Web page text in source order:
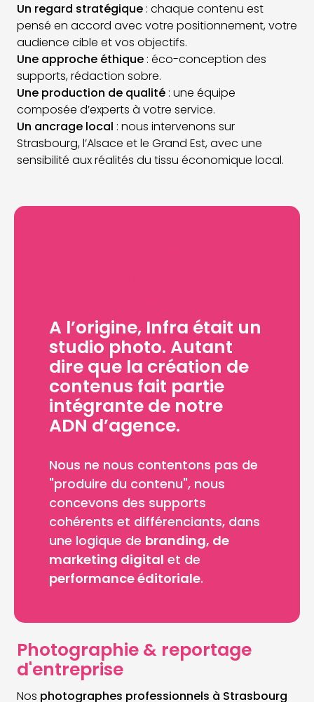
Un regard stratégique : chaque contenu est
pensé en accord avec votre positionnement, votre
audience cible et vos objectifs.
Une approche éthique : éco-conception des
supports, rédaction sobre.
Une production de qualité : une équipe
composée d’experts à votre service.
Un ancrage local : nous intervenons sur
Strasbourg, l’Alsace et le Grand Est, avec une
sensibilité aux réalités du tissu économique local.
A l’origine, Infra était un
studio photo. Autant
dire que la création de
contenus fait partie
intégrante de notre
ADN d’agence.
Nous ne nous contentons pas de
"produire du contenu", nous
concevons des supports
cohérents et différenciants, dans
une logique de branding, de
marketing digital et de
performance éditoriale.
Photographie & reportage
d'entreprise
Nos photographes professionnels à Strasbourg